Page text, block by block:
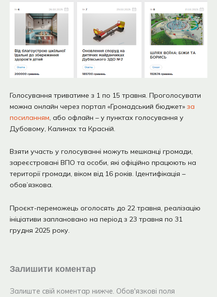
Голосування триватиме з 1 по 15 травня. Проголосувати
можна онлайн через портал «Громадський бюджет» за
посиланням, або офлайн – у пунктах голосування у
Дубовому, Калинах та Красній.
Взяти участь у голосуванні можуть мешканці громади,
зареєстровані ВПО та особи, які офіційно працюють на
території громади, віком від 16 років. Ідентифікація –
обов’язкова.
Проєкт-переможець оголосять до 22 травня, реалізацію
ініціативи заплановано на період з 23 травня по 31
грудня 2025 року.
Залишити коментар
Залиште свій коментар нижче. Обов'язкові поля